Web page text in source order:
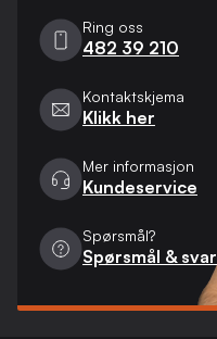
Ring oss
482 39 210
Kontaktskjema
Klikk her
Mer informasjon
Kundeservice
Spørsmål?
Spørsmål & svar